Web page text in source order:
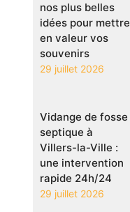
nos plus belles
idées pour mettre
en valeur vos
souvenirs
29 juillet 2026
Vidange de fosse
septique à
Villers-la-Ville :
une intervention
rapide 24h/24
29 juillet 2026